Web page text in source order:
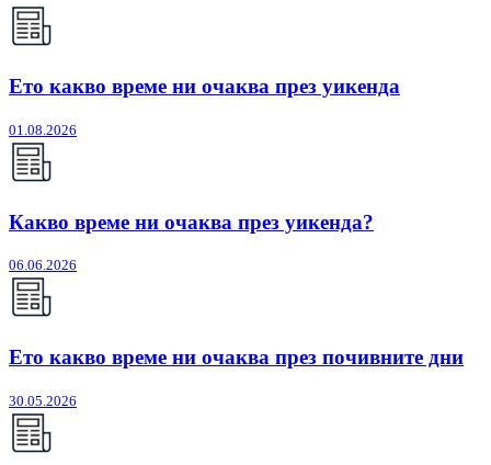
Ето какво време ни очаква през уикенда
01.08.2026
Какво време ни очаква през уикенда?
06.06.2026
Ето какво време ни очаква през почивните дни
30.05.2026